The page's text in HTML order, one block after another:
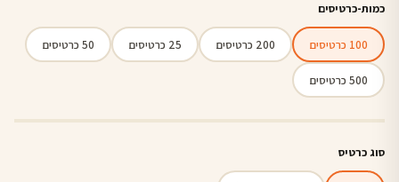
כמות-כרטיסים
100 כרטיסים 200 כרטיסים 25 כרטיסים 50 כרטיסים
500 כרטיסים
סוג כרטיס